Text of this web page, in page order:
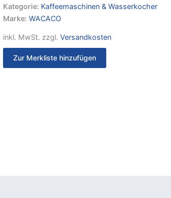
Kategorie: Kaffeemaschinen & Wasserkocher
Marke: WACACO
inkl. MwSt. zzgl. Versandkosten
Zur Merkliste hinzufügen